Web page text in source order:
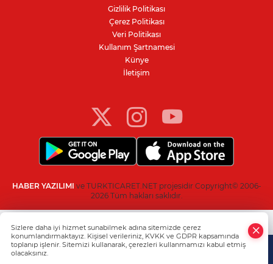
Bursa'da 100 dönümde hayvansal
gübreyle nektarin ve armut üretiyor
Resmi Gazete’de yayımlandı: Kritik yeşil
Gizlilik Politikası
Çerez Politikası
Veri Politikası
Kullanım Şartnamesi
Künye
İletişim
HABER YAZILIMI ve TURKTICARET.NET projesidir Copyright© 2006-
2026 Tüm hakları saklıdır.
Sizlere daha iyi hizmet sunabilmek adına sitemizde çerez
konumlandırmaktayız. Kişisel verileriniz, KVKK ve GDPR kapsamında
toplanıp işlenir. Sitemizi kullanarak, çerezleri kullanmamızı kabul etmiş
olacaksınız.